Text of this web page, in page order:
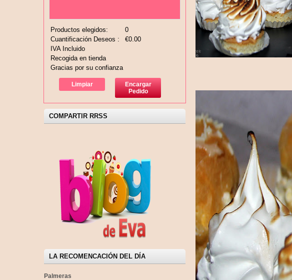
Productos elegidos:
0
Cuantificación Deseos :
€0.00
IVA Incluido
Recogida en tienda
Gracias por su confianza
Limpiar
Encargar
Pedido
COMPARTIR RRSS
LA RECOMENCACIÓN DEL DÍA
Palmeras